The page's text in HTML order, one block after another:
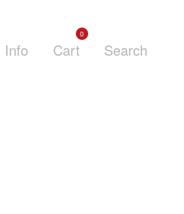
Info Cart
0
Search